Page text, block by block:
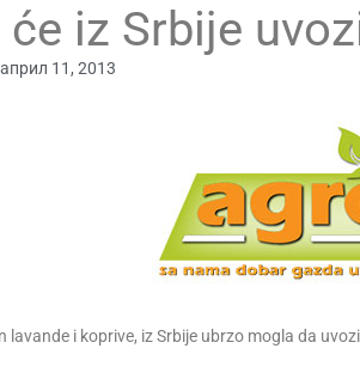
će iz Srbije
април 11, 2013
lavande i koprive, iz Srbije ubrzo mogla da